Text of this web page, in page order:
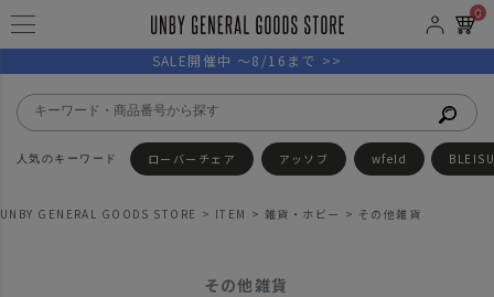
0
SALE開催中 ～8/16まで >>
ローバーチェア アッソブ wfeld
UNBY GENERAL GOODS STORE ITEM 雑貨・ホビー その他雑貨
その他雑貨